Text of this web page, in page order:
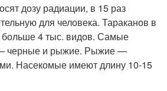
дозу радиации, в 15 раз
для человека. Тараканов в
больше 4 тыс. видов. Самые
черные и рыжие. Рыжие —
Насекомые имеют длину 10-15